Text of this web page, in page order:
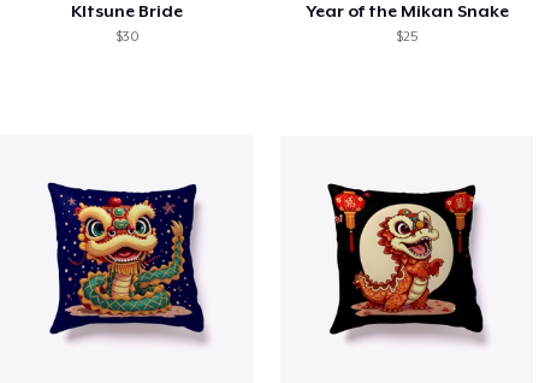
KItsune Bride
$30
Year of the Mikan Snake
$25